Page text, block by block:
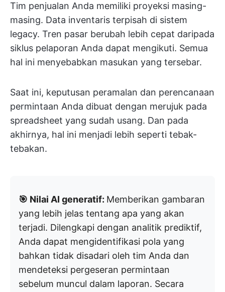
Tim penjualan Anda memiliki proyeksi masing-
masing. Data inventaris terpisah di sistem
legacy. Tren pasar berubah lebih cepat daripada
siklus pelaporan Anda dapat mengikuti. Semua
hal ini menyebabkan masukan yang tersebar.
Saat ini, keputusan peramalan dan perencanaan
permintaan Anda dibuat dengan merujuk pada
spreadsheet yang sudah usang. Dan pada
akhirnya, hal ini menjadi lebih seperti tebak-
tebakan.
🎯 Nilai AI generatif: Memberikan gambaran
yang lebih jelas tentang apa yang akan
terjadi. Dilengkapi dengan analitik prediktif,
Anda dapat mengidentifikasi pola yang
bahkan tidak disadari oleh tim Anda dan
mendeteksi pergeseran permintaan
sebelum muncul dalam laporan. Secara